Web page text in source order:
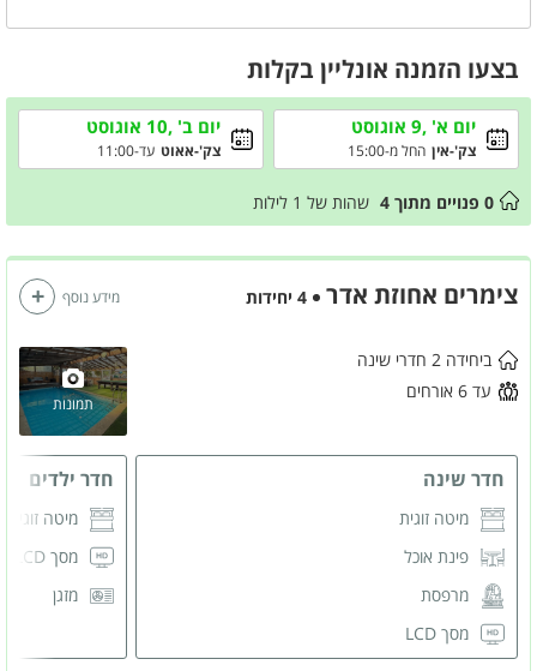
שינה וליהנות ממתחם משותף ענק הכולל אטרקציות רבות ולינה עד 50
בצעו הזמנה אונליין בקלות
יום א' ,9 אוגוסט
צק'-אין החל מ-15:00
יום ב' ,10 אוגוסט
צק'-אאוט עד-11:00
0 פנויים מתוך 4 שהות של 1 לילות
צימרים אחוזת אדר 4 יחידות
תמונות
ביחידה 2 חדרי שינה
עד 6 אורחים
חדר שינה
מיטה זוגית
פינת אוכל
מרפסת
מסך LCD
חדר ילדים
מיטה זוגית
מסך LCD
מזגן
מידע נוסף